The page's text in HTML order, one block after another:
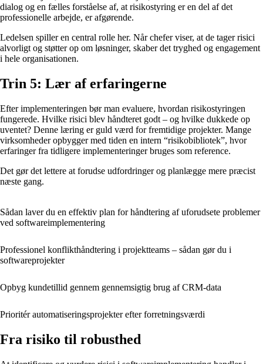
dialog og en fælles forståelse af, at risikostyring er en del af det
professionelle arbejde, er afgørende.
Ledelsen spiller en central rolle her. Når chefer viser, at de tager risici
alvorligt og støtter op om løsninger, skaber det tryghed og engagement
i hele organisationen.
Trin 5: Lær af erfaringerne
Efter implementeringen bør man evaluere, hvordan risikostyringen
fungerede. Hvilke risici blev håndteret godt – og hvilke dukkede op
uventet? Denne læring er guld værd for fremtidige projekter. Mange
virksomheder opbygger med tiden en intern “risikobibliotek”, hvor
erfaringer fra tidligere implementeringer bruges som reference.
Det gør det lettere at forudse udfordringer og planlægge mere præcist
næste gang.
Sådan laver du en effektiv plan for håndtering af uforudsete problemer
ved softwareimplementering
Professionel konflikthåndtering i projektteams – sådan gør du i
softwareprojekter
Opbyg kundetillid gennem gennemsigtig brug af CRM-data
Prioritér automatiseringsprojekter efter forretningsværdi
Fra risiko til robusthed